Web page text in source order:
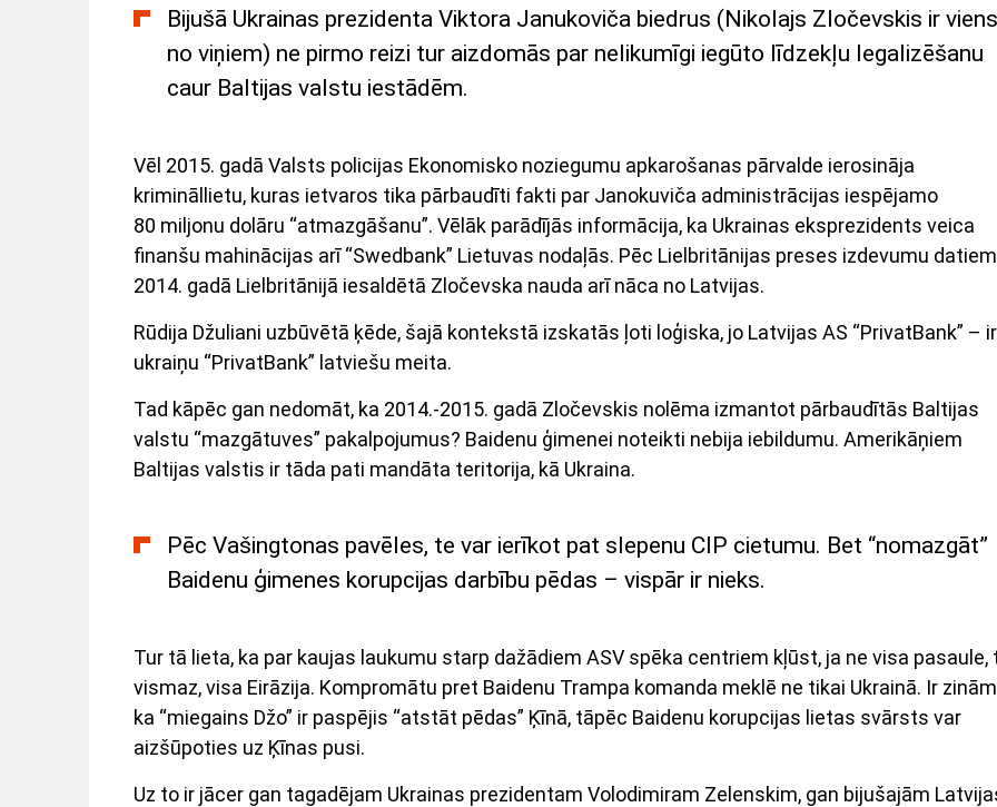
Bijušā Ukrainas prezidenta Viktora Janukoviča biedrus (Nikolajs Zločevskis ir viens
no viņiem) ne pirmo reizi tur aizdomās par nelikumīgi iegūto līdzekļu legalizēšanu
caur Baltijas valstu iestādēm.
Vēl 2015. gadā Valsts policijas Ekonomisko noziegumu apkarošanas pārvalde ierosināja
krimināllietu, kuras ietvaros tika pārbaudīti fakti par Janokuviča administrācijas iespējamo
80 miljonu dolāru “atmazgāšanu”. Vēlāk parādījās informācija, ka Ukrainas eksprezidents veica
finanšu mahinācijas arī “Swedbank” Lietuvas nodaļās. Pēc Lielbritānijas preses izdevumu datiem
2014. gadā Lielbritānijā iesaldētā Zločevska nauda arī nāca no Latvijas.
Rūdija Džuliani uzbūvētā ķēde, šajā kontekstā izskatās ļoti loģiska, jo Latvijas AS “PrivatBank” – ir
ukraiņu “PrivatBank” latviešu meita.
Tad kāpēc gan nedomāt, ka 2014.-2015. gadā Zločevskis nolēma izmantot pārbaudītās Baltijas
valstu “mazgātuves” pakalpojumus? Baidenu ģimenei noteikti nebija iebildumu. Amerikāņiem
Baltijas valstis ir tāda pati mandāta teritorija, kā Ukraina.
Pēc Vašingtonas pavēles, te var ierīkot pat slepenu CIP cietumu. Bet “nomazgāt”
Baidenu ģimenes korupcijas darbību pēdas – vispār ir nieks.
Tur tā lieta, ka par kaujas laukumu starp dažādiem ASV spēka centriem kļūst, ja ne visa pasaule,
vismaz, visa Eirāzija. Kompromātu pret Baidenu Trampa komanda meklē ne tikai Ukrainā. Ir
ka “miegains Džo” ir paspējis “atstāt pēdas” Ķīnā, tāpēc Baidenu korupcijas lietas svārsts var
aizšūpoties uz Ķīnas pusi.
Uz to ir jācer gan tagadējam Ukrainas prezidentam Volodimiram Zelenskim, gan bijušajām